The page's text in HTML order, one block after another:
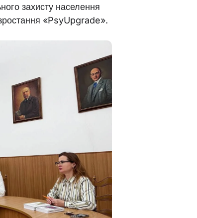
захисту населення
«PsyUpgrade».